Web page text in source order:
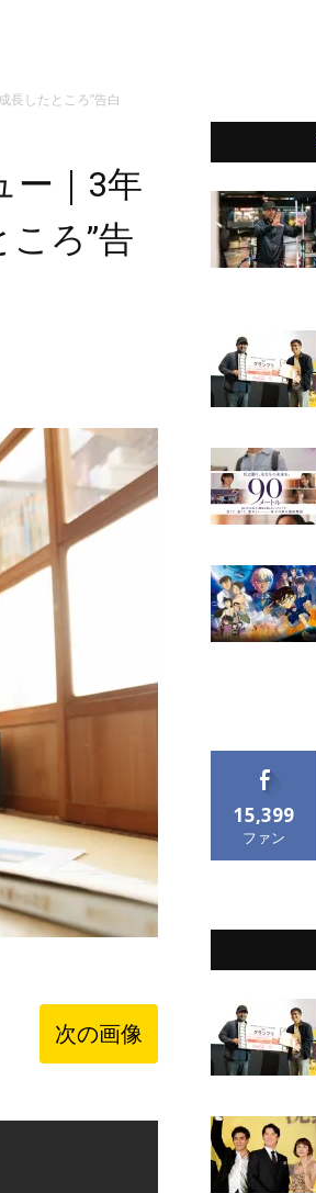
長したところ”告白
ー｜3年
ろ”告
次の画像
15,399
ファン